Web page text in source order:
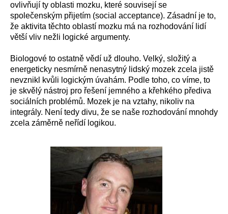
ovlivňují ty oblasti mozku, které souvisejí se
společenským přijetím (social acceptance). Zásadní je to,
že aktivita těchto oblastí mozku má na rozhodování lidí
větší vliv nežli logické argumenty.
Biologové to ostatně vědí už dlouho. Velký, složitý a
energeticky nesmírně nenasytný lidský mozek zcela jistě
nevznikl kvůli logickým úvahám. Podle toho, co víme, to
je skvělý nástroj pro řešení jemného a křehkého přediva
sociálních problémů. Mozek je na vztahy, nikoliv na
integrály. Není tedy divu, že se naše rozhodování mnohdy
zcela záměrně neřídí logikou.